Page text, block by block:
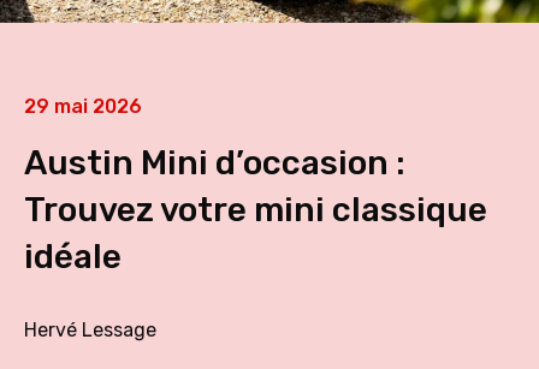
29 mai 2026
Austin Mini d’occasion :
Trouvez votre mini classique
idéale
Hervé Lessage